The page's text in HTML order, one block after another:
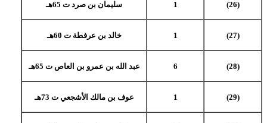
(26)
1 سليمان بن صرد ت 65هـ
(27)
1 خالد بن عرفطة ت 60هـ
(28)
6 عبد الله بن عمرو بن العاص ت 65هـ
(29)
1 عوف بن مالك الأشجعي ت 73هـ